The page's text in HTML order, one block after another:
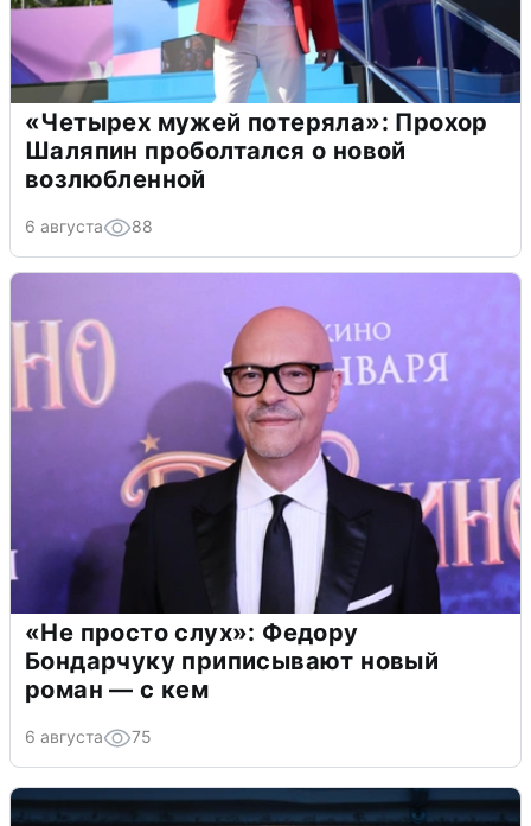
«Четырех мужей потеряла»: Прохор
Шаляпин проболтался о новой
возлюбленной
6 августа 88
«Не просто слух»: Федору
Бондарчуку приписывают новый
роман — с кем
6 августа 75